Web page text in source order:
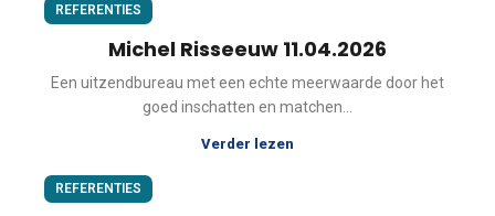
REFERENTIES
Michel Risseeuw 11.04.2026
Een uitzendbureau met een echte meerwaarde door het
goed inschatten en matchen...
Verder lezen
REFERENTIES